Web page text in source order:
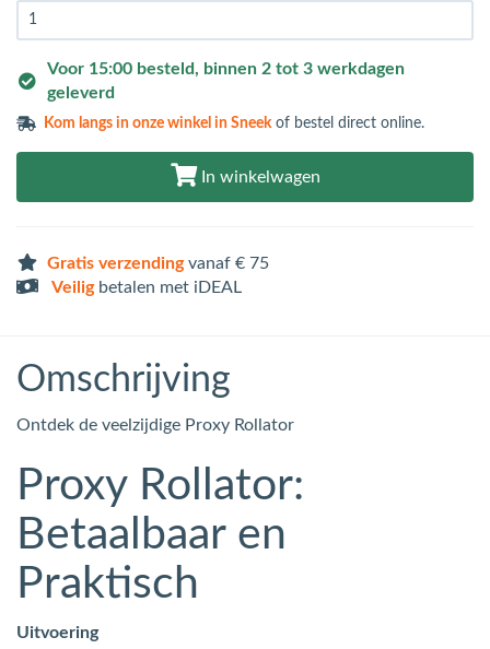
Voor 15:00 besteld, binnen 2 tot 3 werkdagen
geleverd
Kom langs inonze winkel in Sneek of bestel direct online.
In winkelwagen
Gratis verzendingvanaf € 75
Veiligbetalen met iDEAL
Omschrijving
Ontdek de veelzijdige Proxy Rollator
Proxy Rollator:
Betaalbaar en
Praktisch
Uitvoering